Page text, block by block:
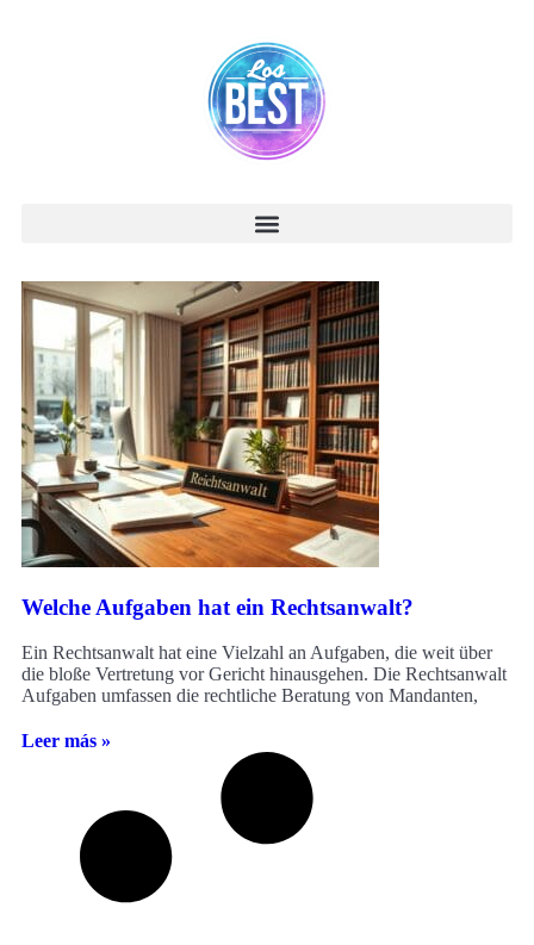
Welche Aufgaben hat ein Rechtsanwalt?
Ein Rechtsanwalt hat eine Vielzahl an Aufgaben, die weit über
die bloße Vertretung vor Gericht hinausgehen. Die Rechtsanwalt
Aufgaben umfassen die rechtliche Beratung von Mandanten,
Leer más »